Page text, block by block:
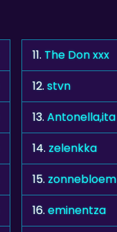
11. The Don xxx
12.stvn
13.Antonella,ita
14.zelenkka
15.zonnebloem
16.eminentza